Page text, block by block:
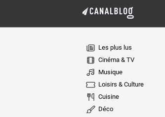
Les plus lus
Cinéma & TV
Musique
Loisirs & Culture
Cuisine
Déco